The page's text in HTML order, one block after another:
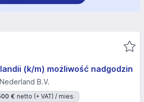
(k/m) możliwość nadgodzin
B.V.
€ netto (+ VAT) / mies.